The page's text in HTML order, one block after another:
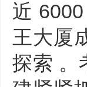
近
王大厦
探索 。